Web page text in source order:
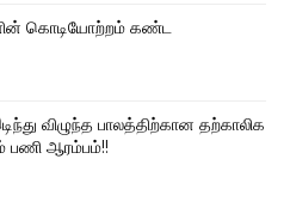
கொடியோற்றம் கண்ட
விழுந்த பாலத்திற்கான தற்காலிக
பணி ஆரம்பம்!!